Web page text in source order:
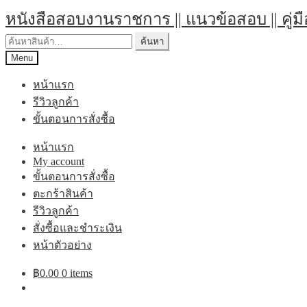
Skip
to
navigation
Skip
to
content
หนังสือสอบงานราชการ || แนวข้อสอบ || คู่
ค้นหา:
ค้นหา
Menu
หน้าแรก
รีวิวลูกค้า
ขั้นตอนการสั่งซื้อ
หน้าแรก
My account
ขั้นตอนการสั่งซื้อ
ตะกร้าสินค้า
รีวิวลูกค้า
สั่งซื้อและชำระเงิน
หน้าตัวอย่าง
฿0.00 0 items